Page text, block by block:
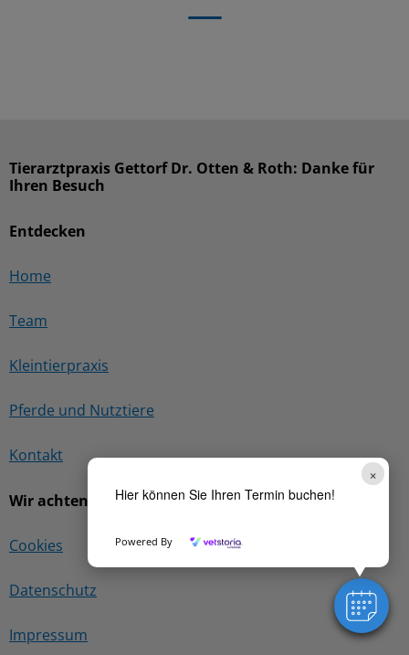
×
Hier können Sie Ihren Termin buchen!
Powered By
Entdecken
Home
Team
Kleintierpraxis
Pferde und Nutztiere
Kontakt
Wir achten Ihre Privatsphäre
Cookies
Datenschutz
Impressum
Tierarztpraxis Gettorf Dr. Otten & Roth: Danke für
Ihren Besuch